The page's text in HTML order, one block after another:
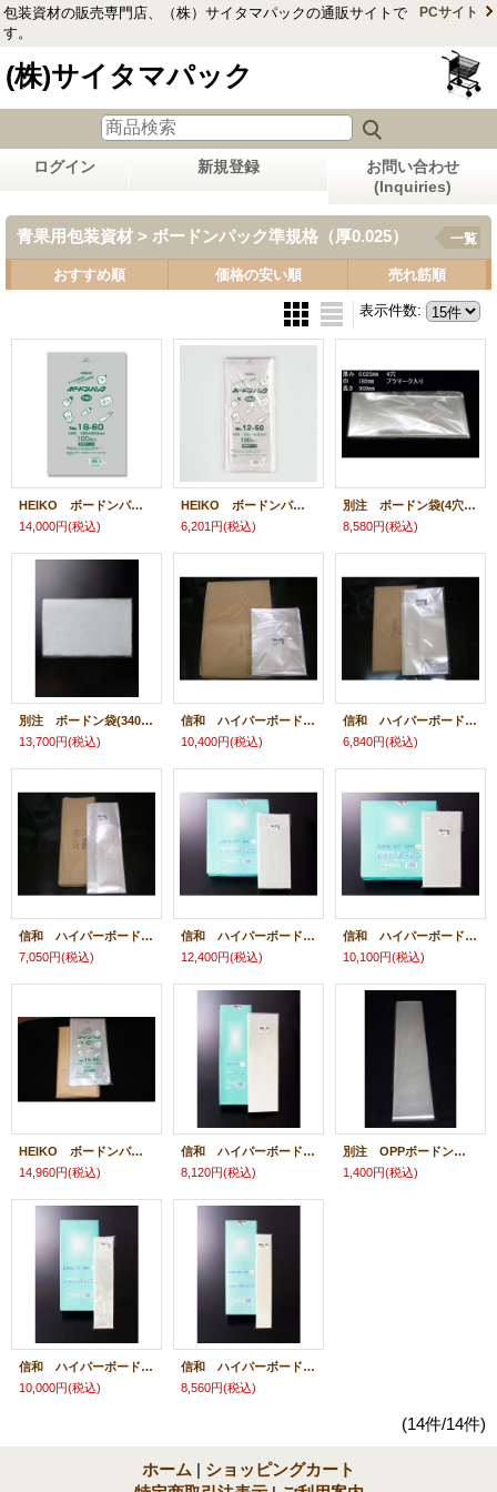
包装資材の販売専門店、（株）サイタマパックの通販サイトで
す。
PCサイト
(株)サイタマパック
ログイン 新規登録
お問い合わせ
(Inquiries)
青果用包装資材 > ボードンパック準規格（厚0.025） 一覧
おすすめ順 価格の安い順 売れ筋順
表示件数:
HEIKO ボードンパック（180×600 穴有）
14,000円(税込)
HEIKO ボードンパック(120×600穴有)
6,201円(税込)
別注 ボードン袋(4穴180×900)
8,580円(税込)
別注 ボードン袋(340×480 穴有)
13,700円(税込)
信和 ハイパーボードン(200×550 穴有)
10,400円(税込)
信和 ハイパーボードン(180×370 穴有)
6,840円(税込)
信和 ハイパーボードン(160×450 穴有)
7,050円(税込)
信和 ハイパーボードン(150×800 穴有)
12,400円(税込)
信和 ハイパーボードン(150×650 穴有)
10,100円(税込)
HEIKO ボードンパック(150×600 穴有)
14,960円(税込)
信和 ハイパーボードン(150×500 穴有)
8,120円(税込)
別注 OPPボードン無地袋(100×1100)
1,400円(税込)
信和 ハイパーボードン(90×900 穴有)
10,000円(税込)
信和 ハイパーボードン(68×900 穴有)
8,560円(税込)
(14件/14件)
ホーム | ショッピングカート